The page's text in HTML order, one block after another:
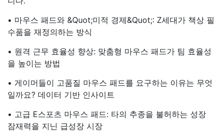
• 마우스 패드와 &quot;미적 경제&quot;: Z세대가 책상 필
수품을 재정의하는 방식
• 원격 근무 효율성 향상: 맞춤형 마우스 패드가 팀 효율성
을 높이는 방법
• 게이머들이 고품질 마우스 패드를 요구하는 이유는 무엇
일까요? 데이터 기반 인사이트
• 고급 E스포츠 마우스 패드: 타의 추종을 불허하는 성장
잠재력을 지닌 급성장 시장